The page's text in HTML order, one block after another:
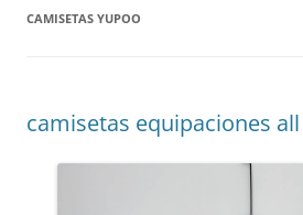
CAMISETAS YUPOO
camisetas equipaciones